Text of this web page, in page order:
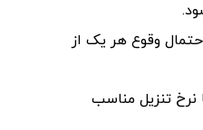
وقوع هر یک از
نرخ تنزیل مناسب